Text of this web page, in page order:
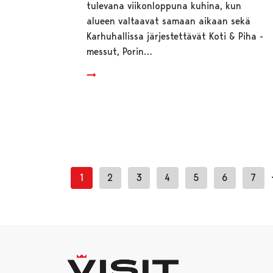
tulevana viikonloppuna kuhina, kun
alueen valtaavat samaan aikaan sekä
Karhuhallissa järjestettävät Koti & Piha -
messut, Porin…
1 2 3 4 5 6 7